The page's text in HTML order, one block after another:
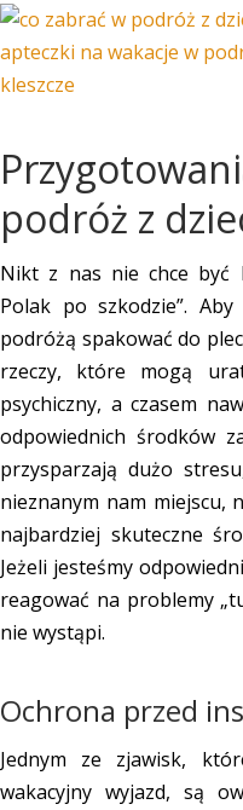
podróż z
Nikt z nas nie chce być
Polak po szkodzie”.
podróżą spakować do
rzeczy, które mogą
psychiczny, a czasem
odpowiednich środków
przysparzają dużo
nieznanym nam miejscu,
najbardziej skuteczne
Jeżeli jesteśmy
reagować na problemy
nie wystąpi.
Ochrona przed
Jednym ze zjawisk,
wakacyjny wyjazd, są